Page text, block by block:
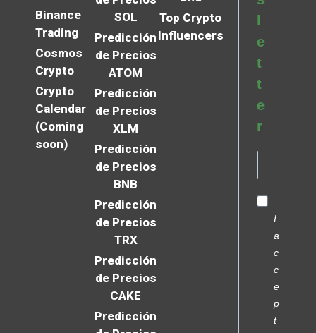
Binance
Trading
Cosmos
Crypto
Crypto
Calendar
(Coming
soon)
SOL
Predicción
de Precios
ATOM
Predicción
de Precios
XLM
Predicción
de Precios
BNB
Predicción
de Precios
TRX
Predicción
de Precios
CAKE
Predicción
Top Crypto
Influencers
e
t
t
e
r
I
a
c
c
e
p
t